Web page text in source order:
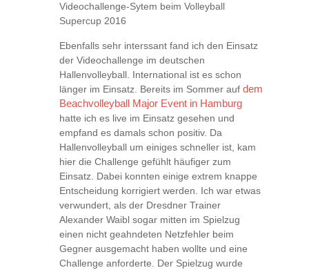
Videochallenge-Sytem beim Volleyball
Supercup 2016
Ebenfalls sehr interssant fand ich den Einsatz
der Videochallenge im deutschen
Hallenvolleyball. International ist es schon
länger im Einsatz. Bereits im Sommer auf dem
Beachvolleyball Major Event in Hamburg
hatte ich es live im Einsatz gesehen und
empfand es damals schon positiv. Da
Hallenvolleyball um einiges schneller ist, kam
hier die Challenge gefühlt häufiger zum
Einsatz. Dabei konnten einige extrem knappe
Entscheidung korrigiert werden. Ich war etwas
verwundert, als der Dresdner Trainer
Alexander Waibl sogar mitten im Spielzug
einen nicht geahndeten Netzfehler beim
Gegner ausgemacht haben wollte und eine
Challenge anforderte. Der Spielzug wurde